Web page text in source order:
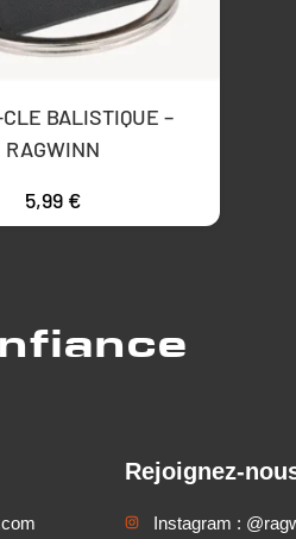
BALISTIQUE –
RAGWINN
5,99 €
Rejoignez-
Instagram :